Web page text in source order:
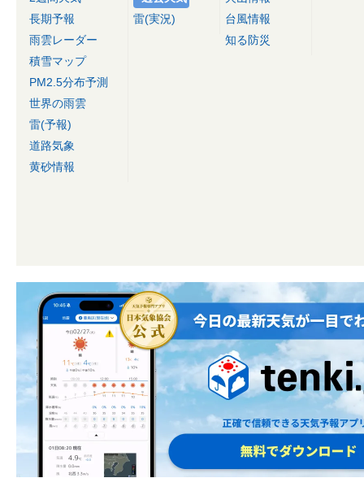
長期予報
雨雲レーダー
積雪マップ
PM2.5分布予測
世界の雨雲
雷(予報)
道路気象
黄砂情報
雷(実況)
台風情報
知る防災